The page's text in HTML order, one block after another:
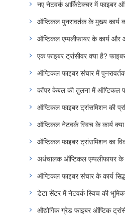
नए नेटवर्क आर्किटेक्चर में फाइबर
ऑप्टिकल पुनरावर्तक के मुख्य कार्य
ऑप्टिकल एम्पलीफायर के कार्य और
एक फाइबर ट्रांसीवर क्या है?
ऑप्टिकल फाइबर संचार में
कॉपर केबल की तुलना में ऑप्टिकल
ऑप्टिकल फाइबर ट्रांसमिशन की
ऑप्टिकल नेटवर्क स्विच के कार्य
ऑप्टिकल फाइबर ट्रांसमिशन का
अर्धचालक ऑप्टिकल एम्पलीफायर के
ऑप्टिकल फाइबर संचार के कार्य
डेटा सेंटर में नेटवर्क स्विच की
औद्योगिक ग्रेड फाइबर ऑप्टिक